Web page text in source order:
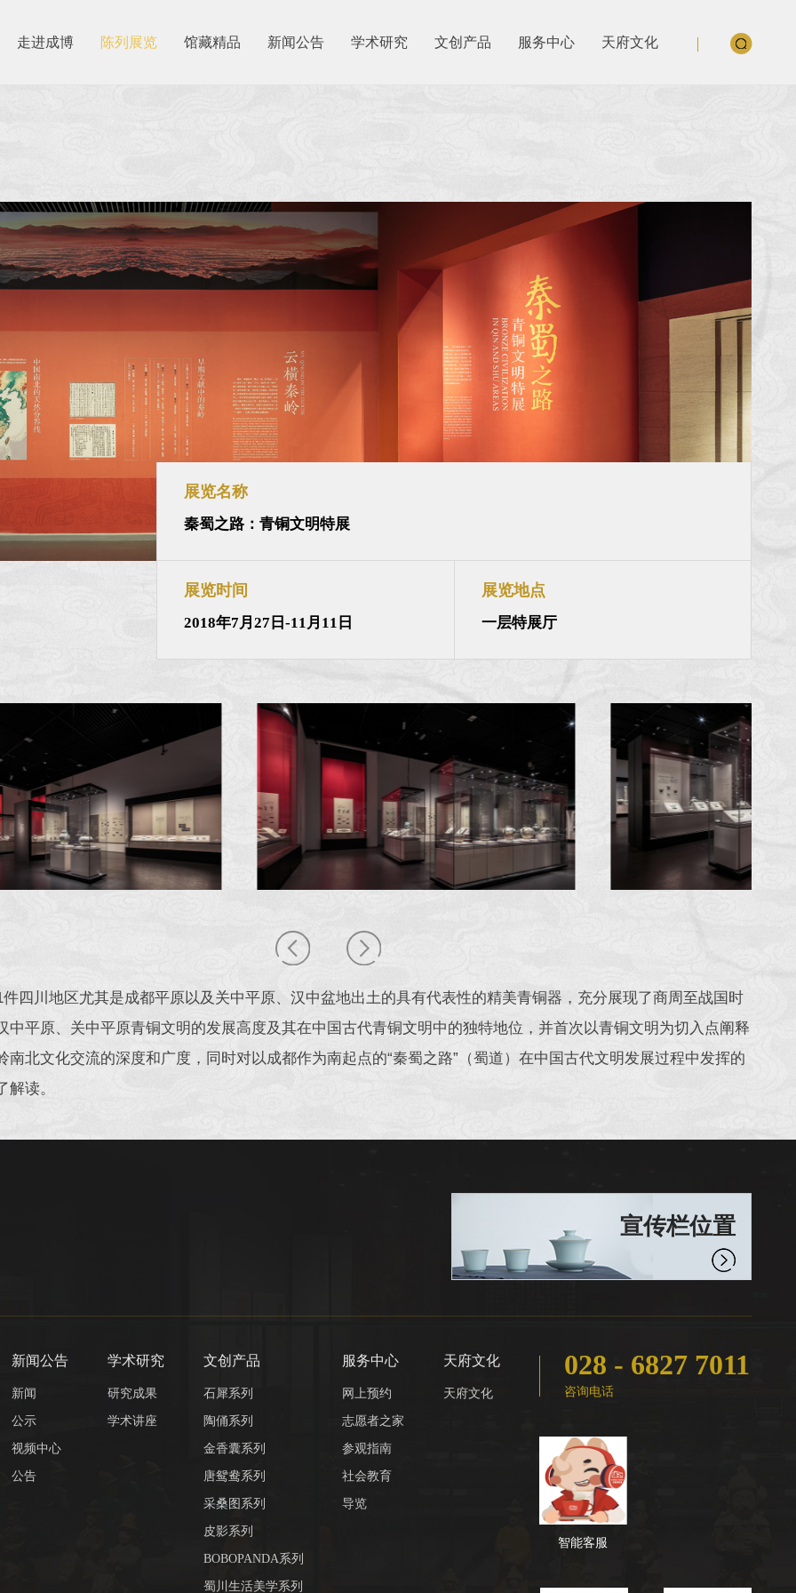
走进成博 陈列展览 馆藏精品 新闻公告 学术研究 文创产品 服务中心 天府文化
展览名称
秦蜀之路：青铜文明特展
展览时间
2018年7月27日-11月11日
展览地点
一层特展厅
四川地区尤其是成都平原以及关中平原、汉中盆地出土的具有代表性的精美青铜器，充分展现了商周至战国时
中平原、关中平原青铜文明的发展高度及其在中国古代青铜文明中的独特地位，并首次以青铜文明为切入点阐释
南北文化交流的深度和广度，同时对以成都作为南起点的“秦蜀之路”（蜀道）在中国古代文明发展过程中发挥的
解读。
宣传栏位置
新闻公告
新闻
公示
视频中心
公告
学术研究
研究成果
学术讲座
文创产品
石犀系列
陶俑系列
金香囊系列
唐鸳鸯系列
采桑图系列
皮影系列
BOBOPANDA系列
蜀川生活美学系列
服务中心
网上预约
志愿者之家
参观指南
社会教育
导览
天府文化
天府文化
028 - 6827 7011
咨询电话
智能客服